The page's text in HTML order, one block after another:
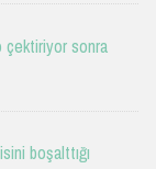
çektiriyor sonra
boşalttığı